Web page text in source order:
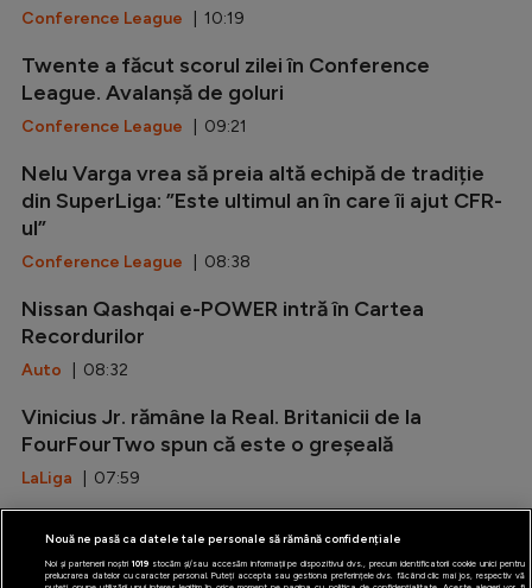
Conference League | 10:19
Twente a făcut scorul zilei în Conference
League. Avalanșă de goluri
Conference League | 09:21
Nelu Varga vrea să preia altă echipă de tradiție
din SuperLiga: ”Este ultimul an în care îi ajut CFR-
ul”
Conference League | 08:38
Nissan Qashqai e-POWER intră în Cartea
Recordurilor
Auto | 08:32
Vinicius Jr. rămâne la Real. Britanicii de la
FourFourTwo spun că este o greșeală
LaLiga | 07:59
Formula 1| 23:47
Nouă ne pasă ca datele tale personale să rămână confidențiale
Noi și partenerii noștri 1019stocăm și/sau accesăm informații pe dispozitivul dvs., precum identificatorii cookie unici pentru
prelucrarea datelor cu caracter personal. Puteți accepta sau gestiona preferințele dvs. făcând clic mai jos, respectiv vă